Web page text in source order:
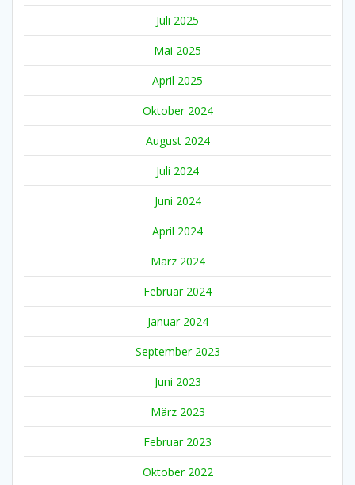
Juli 2025
Mai 2025
April 2025
Oktober 2024
August 2024
Juli 2024
Juni 2024
April 2024
März 2024
Februar 2024
Januar 2024
September 2023
Juni 2023
März 2023
Februar 2023
Oktober 2022